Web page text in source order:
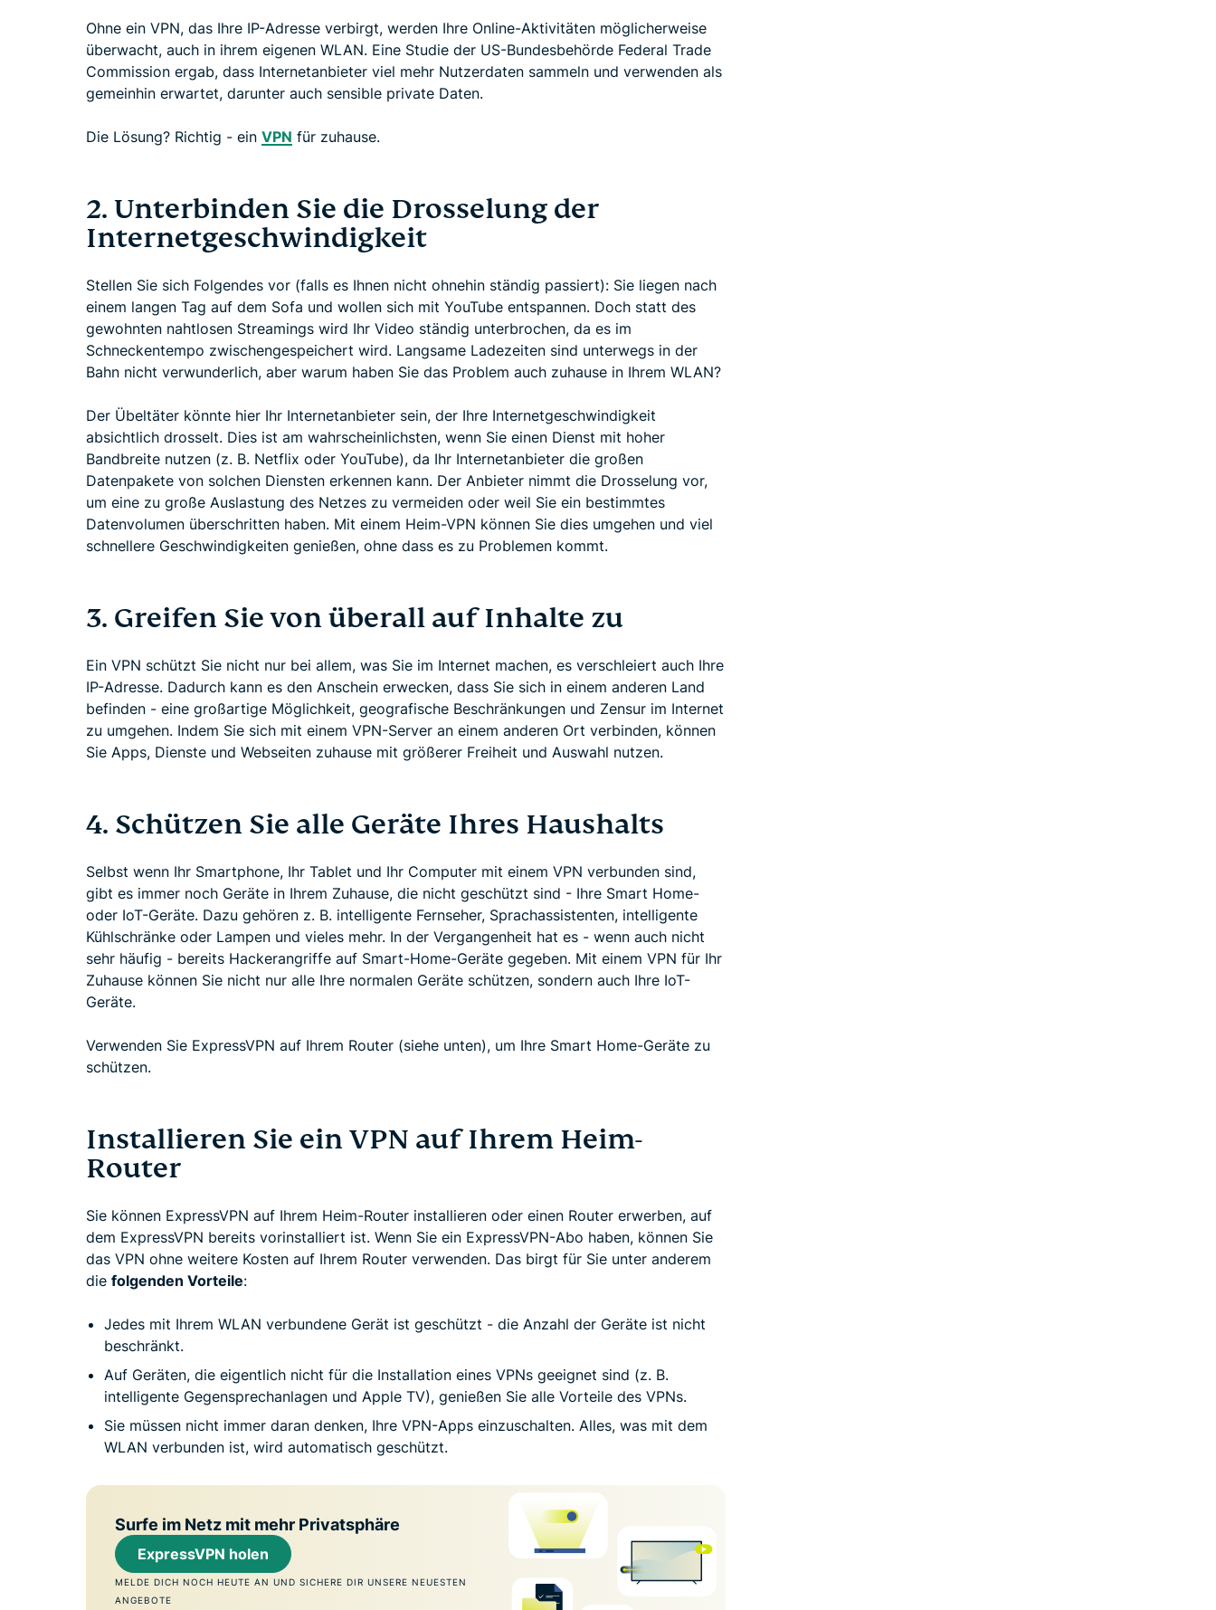
Ohne ein VPN, das Ihre IP-Adresse verbirgt, werden Ihre Online-Aktivitäten möglicherweise
überwacht, auch in ihrem eigenen WLAN. Eine Studie der US-Bundesbehörde Federal Trade
Commission ergab, dass Internetanbieter viel mehr Nutzerdaten sammeln und verwenden als
gemeinhin erwartet, darunter auch sensible private Daten.
Die Lösung? Richtig - ein VPN für zuhause.
2. Unterbinden Sie die Drosselung der
Internetgeschwindigkeit
Stellen Sie sich Folgendes vor (falls es Ihnen nicht ohnehin ständig passiert): Sie liegen nach
einem langen Tag auf dem Sofa und wollen sich mit YouTube entspannen. Doch statt des
gewohnten nahtlosen Streamings wird Ihr Video ständig unterbrochen, da es im
Schneckentempo zwischengespeichert wird. Langsame Ladezeiten sind unterwegs in der
Bahn nicht verwunderlich, aber warum haben Sie das Problem auch zuhause in Ihrem WLAN?
Der Übeltäter könnte hier Ihr Internetanbieter sein, der Ihre Internetgeschwindigkeit
absichtlich drosselt. Dies ist am wahrscheinlichsten, wenn Sie einen Dienst mit hoher
Bandbreite nutzen (z. B. Netflix oder YouTube), da Ihr Internetanbieter die großen
Datenpakete von solchen Diensten erkennen kann. Der Anbieter nimmt die Drosselung vor,
um eine zu große Auslastung des Netzes zu vermeiden oder weil Sie ein bestimmtes
Datenvolumen überschritten haben. Mit einem Heim-VPN können Sie dies umgehen und viel
schnellere Geschwindigkeiten genießen, ohne dass es zu Problemen kommt.
3. Greifen Sie von überall auf Inhalte zu
Ein VPN schützt Sie nicht nur bei allem, was Sie im Internet machen, es verschleiert auch Ihre
IP-Adresse. Dadurch kann es den Anschein erwecken, dass Sie sich in einem anderen Land
befinden - eine großartige Möglichkeit, geografische Beschränkungen und Zensur im Internet
zu umgehen. Indem Sie sich mit einem VPN-Server an einem anderen Ort verbinden, können
Sie Apps, Dienste und Webseiten zuhause mit größerer Freiheit und Auswahl nutzen.
4. Schützen Sie alle Geräte Ihres Haushalts
Selbst wenn Ihr Smartphone, Ihr Tablet und Ihr Computer mit einem VPN verbunden sind,
gibt es immer noch Geräte in Ihrem Zuhause, die nicht geschützt sind - Ihre Smart Home-
oder IoT-Geräte. Dazu gehören z. B. intelligente Fernseher, Sprachassistenten, intelligente
Kühlschränke oder Lampen und vieles mehr. In der Vergangenheit hat es - wenn auch nicht
sehr häufig - bereits Hackerangriffe auf Smart-Home-Geräte gegeben. Mit einem VPN für Ihr
Zuhause können Sie nicht nur alle Ihre normalen Geräte schützen, sondern auch Ihre IoT-
Geräte.
Verwenden Sie ExpressVPN auf Ihrem Router (siehe unten), um Ihre Smart Home-Geräte zu
schützen.
Installieren Sie ein VPN auf Ihrem Heim-
Router
Sie können ExpressVPN auf Ihrem Heim-Router installieren oder einen Router erwerben, auf
dem ExpressVPN bereits vorinstalliert ist. Wenn Sie ein ExpressVPN-Abo haben, können Sie
das VPN ohne weitere Kosten auf Ihrem Router verwenden. Das birgt für Sie unter anderem
die folgenden Vorteile:
Jedes mit Ihrem WLAN verbundene Gerät ist geschützt - die Anzahl der Geräte ist nicht
beschränkt.
Auf Geräten, die eigentlich nicht für die Installation eines VPNs geeignet sind (z. B.
intelligente Gegensprechanlagen und Apple TV), genießen Sie alle Vorteile des VPNs.
Sie müssen nicht immer daran denken, Ihre VPN-Apps einzuschalten. Alles, was mit dem
WLAN verbunden ist, wird automatisch geschützt.
Surfe im Netz mit mehr Privatsphäre
ExpressVPN holen
MELDE DICH NOCH HEUTE AN UND SICHERE DIR UNSERE NEUESTEN
ANGEBOTE